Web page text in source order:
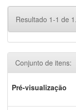
Resultado 1-1 de 1.
Conjunto de itens:
Pré-visualização